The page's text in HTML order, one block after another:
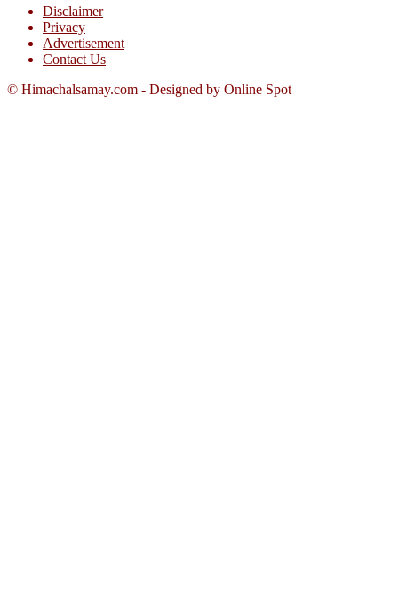
Disclaimer
Privacy
Advertisement
Contact Us
© Himachalsamay.com - Designed by Online Spot